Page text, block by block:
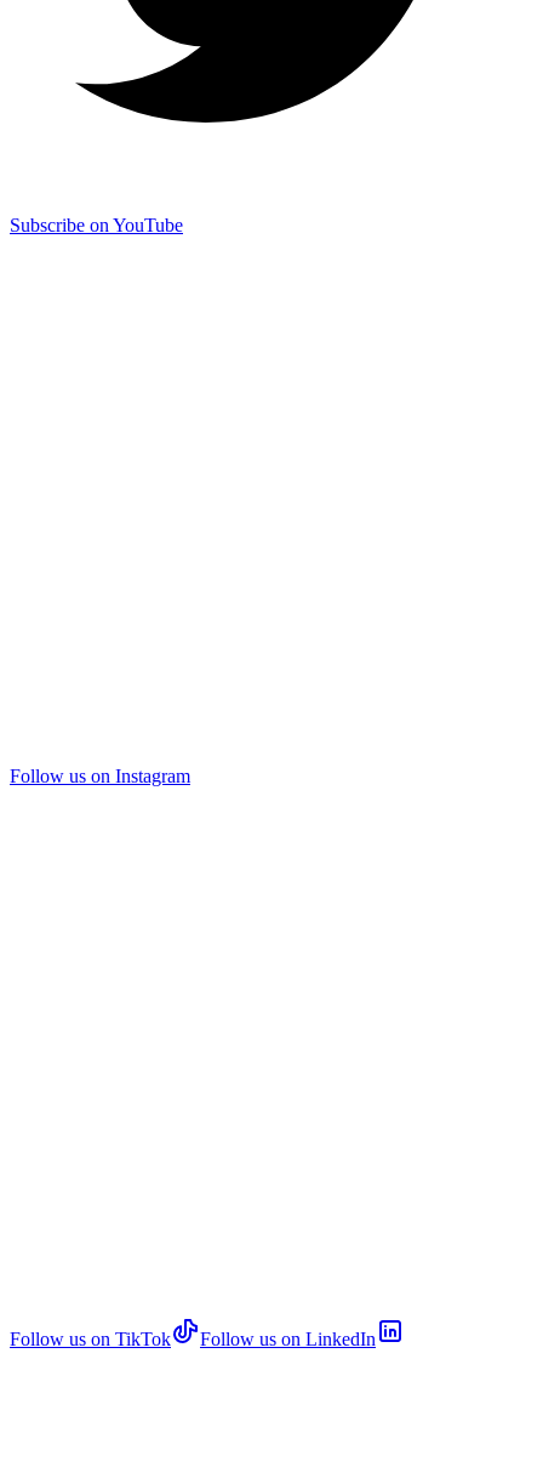
Subscribe on YouTube
Follow us on Instagram
Follow us on TikTok Follow us on LinkedIn